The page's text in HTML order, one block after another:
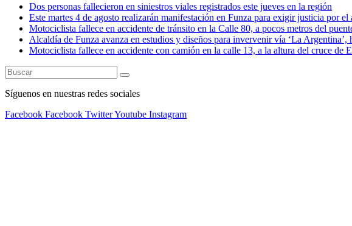
Dos personas fallecieron en siniestros viales registrados este jueves en la región
Este martes 4 de agosto realizarán manifestación en Funza para exigir justicia por el
Motociclista fallece en accidente de tránsito en la Calle 80, a pocos metros del
Alcaldía de Funza avanza en estudios y diseños para invervenir vía ‘La Argentina’,
Motociclista fallece en accidente con camión en la calle 13, a la altura del cruce de
Síguenos en nuestras redes sociales
Facebook Facebook TwitterYoutube Instagram